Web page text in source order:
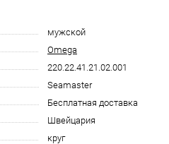
мужской
Omega
220.22.41.21.02.001
Seamaster
Бесплатная доставка
Швейцария
круг